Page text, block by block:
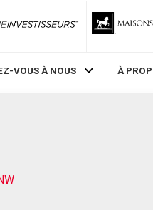
ZoneInvestisseurs RLP
VOUS À NOUS À